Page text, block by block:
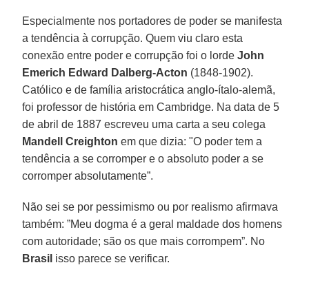
Especialmente nos portadores de poder se manifesta
a tendência à corrupção. Quem viu claro esta
conexão entre poder e corrupção foi o lordeJohn
Emerich Edward Dalberg-Acton (1848-1902).
Católico e de família aristocrática anglo-ítalo-alemã,
foi professor de história em Cambridge. Na data de 5
de abril de 1887 escreveu uma carta a seu colega
Mandell Creighton em que dizia: "O poder tem a
tendência a se corromper e o absoluto poder a se
corromper absolutamente”.
Não sei se por pessimismo ou por realismo afirmava
também: ”Meu dogma é a geral maldade dos homens
com autoridade; são os que mais corrompem”. No
Brasil isso parece se verificar.